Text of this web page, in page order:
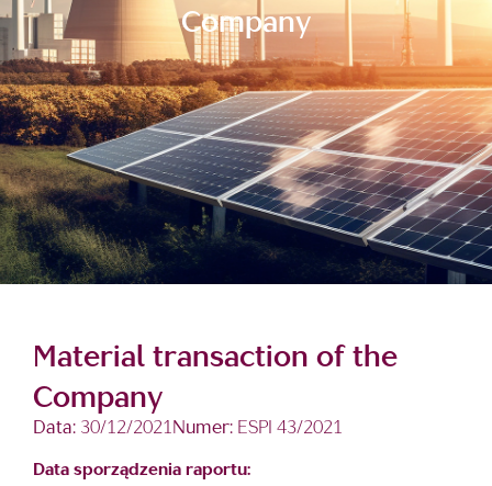
Company
Material transaction of the
Company
Data: 30/12/2021Numer: ESPI 43/2021
Data sporządzenia raportu: